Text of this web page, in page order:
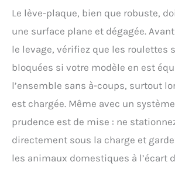
Le lève-plaque, bien que robuste,
une surface plane et dégagée.
le levage, vérifiez que les roulettes
bloquées si votre modèle en est
l’ensemble sans à-coups, surtout
est chargée. Même avec un
prudence est de mise : ne
directement sous la charge et
les animaux domestiques à l’écart